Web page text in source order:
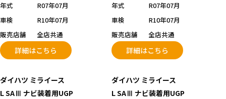
年式
R07年07月
車検
R10年07月
販売店舗
全店共通
詳細はこちら
年式
R07年07月
車検
R10年07月
販売店舗
全店共通
詳細はこちら
ダイハツ ミライース
L SAⅢ ナビ装着用UGP
ダイハツ ミライース
L SAⅢ ナビ装着用UGP